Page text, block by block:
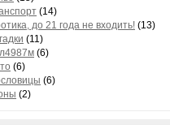
(14)
до 21 года не входить! (13)
(11)
(6)
(6)
(6)
(2)